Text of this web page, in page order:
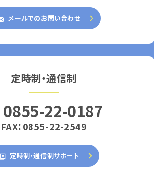
メールでのお問い合わせ
定時制・通信制
0855-22-0187
FAX：0855-22-2549
定時制・通信制サポート